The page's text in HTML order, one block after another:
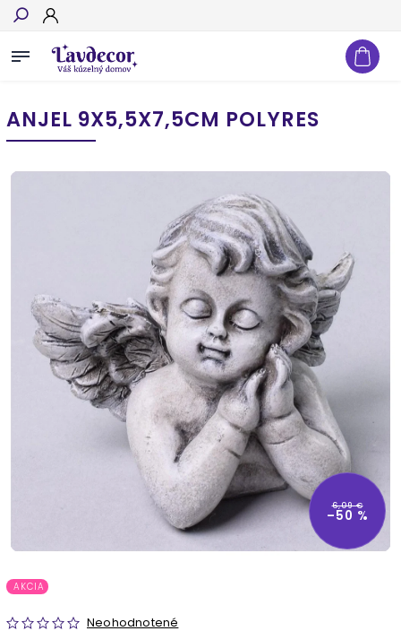
Hľadať
ANJEL 9X5,5X7,5CM POLYRES
6,09 €
–50 %
AKCIA
Neohodnotené